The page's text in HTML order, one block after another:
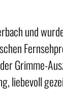
und
Grimme-
liebevoll